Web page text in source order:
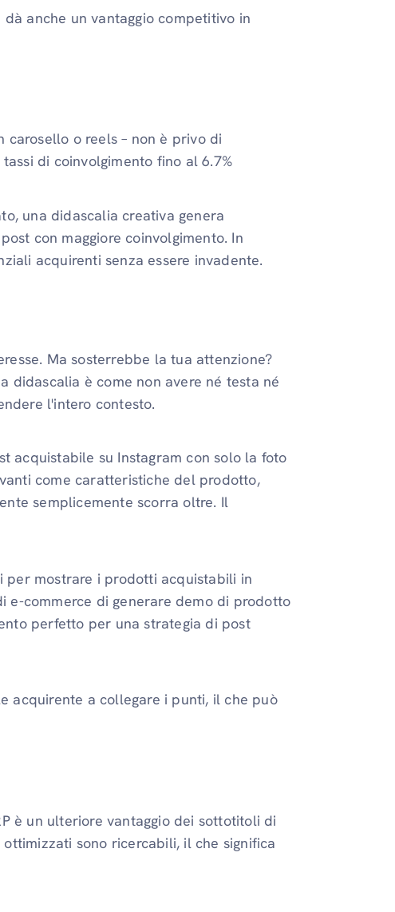
anche un vantaggio competitivo in
carosello o reels – non è privo di
di coinvolgimento fino al 6.7%
una didascalia creativa genera
con maggiore coinvolgimento. In
acquirenti senza essere invadente.
Ma sosterrebbe la tua attenzione?
didascalia è come non avere né testa né
l'intero contesto.
acquistabile su Instagram con solo la foto
come caratteristiche del prodotto,
semplicemente scorra oltre. Il
per mostrare i prodotti acquistabili in
e-commerce di generare demo di prodotto
perfetto per una strategia di post
acquirente a collegare i punti, il che può
è un ulteriore vantaggio dei sottotitoli di
sono ricercabili, il che significa